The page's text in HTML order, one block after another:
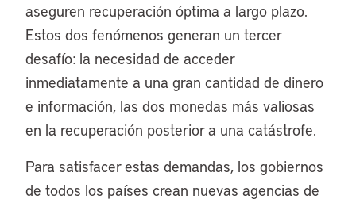
aseguren recuperación óptima a largo plazo.
Estos dos fenómenos generan un tercer
desafío: la necesidad de acceder
inmediatamente a una gran cantidad de dinero
e información, las dos monedas más valiosas
en la recuperación posterior a una catástrofe.
Para satisfacer estas demandas, los gobiernos
de todos los países crean nuevas agencias de